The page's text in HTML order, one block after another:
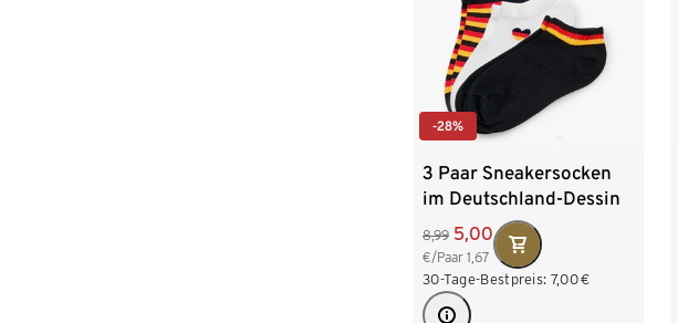
-28%
3 Paar Sneakersocken
im Deutschland-Dessin
8,99 5,00
€/Paar 1,67
30-Tage-Bestpreis: 7,00€